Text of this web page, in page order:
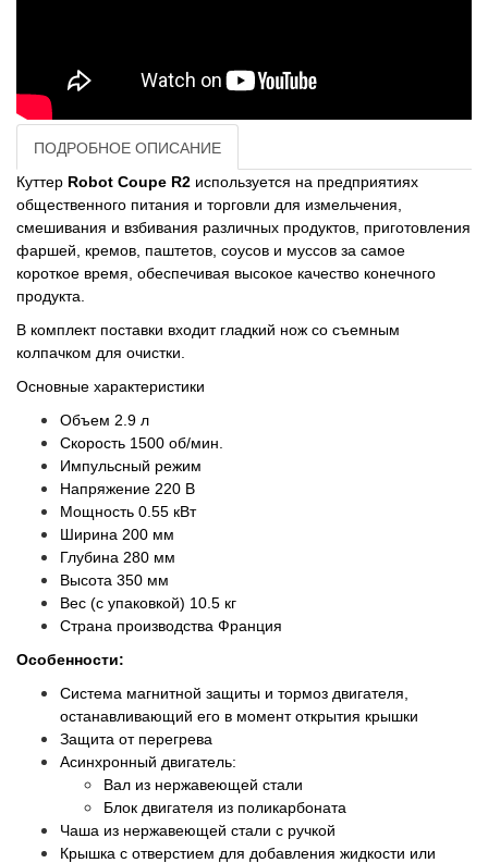
ПОДРОБНОЕ ОПИСАНИЕ
Куттер Robot Coupe R2 используется на предприятиях
общественного питания и торговли для измельчения,
смешивания и взбивания различных продуктов, приготовления
фаршей, кремов, паштетов, соусов и муссов за самое
короткое время, обеспечивая высокое качество конечного
продукта.
В комплект поставки входит гладкий нож со съемным
колпачком для очистки.
Основные характеристики
Объем 2.9 л
Скорость 1500 об/мин.
Импульсный режим
Напряжение 220 В
Мощность 0.55 кВт
Ширина 200 мм
Глубина 280 мм
Высота 350 мм
Вес (с упаковкой) 10.5 кг
Страна производства Франция
Особенности:
Система магнитной защиты и тормоз двигателя,
останавливающий его в момент открытия крышки
Защита от перегрева
Асинхронный двигатель:
Вал из нержавеющей стали
Блок двигателя из поликарбоната
Чаша из нержавеющей стали с ручкой
Крышка с отверстием для добавления жидкости или